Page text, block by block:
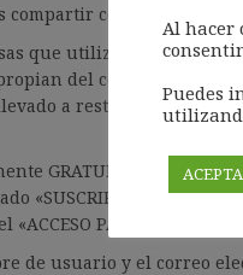
compartir contenido de
que utilizan la
del contenido de
a restringir el
GRATUITA y
«SUSCRIPCIÓN» que
PARA
de usuario y el correo
Al hacer
Puedes